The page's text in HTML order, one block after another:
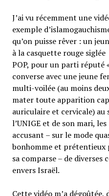
J’ai vu récemment une
exemple
qu’on puisse rêver : un
à la casquette rouge siglée
POP, pour un parti réputé
converse avec une jeune
multi-voilée (au moins
mater toute apparition
auriculaire et cervicale) au
l’UNIGE et de son mari, les
accusant – sur le mode
bonhomme et prétentieux
sa comparse – de diverses
envers Israël.
Cette vidéo m’a dégoûtée,